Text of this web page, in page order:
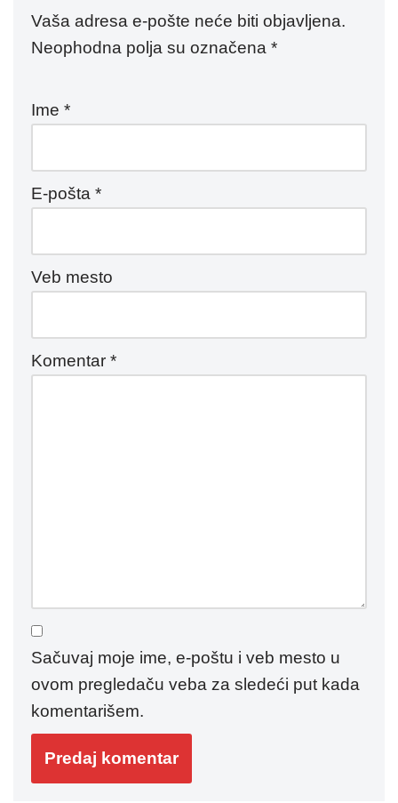
Vaša adresa e-pošte neće biti objavljena.
Neophodna polja su označena *
Ime *
E-pošta *
Veb mesto
Komentar *
Sačuvaj moje ime, e-poštu i veb mesto u
ovom pregledaču veba za sledeći put kada
komentarišem.